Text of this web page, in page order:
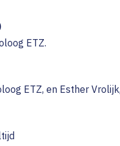
ETZ.
ETZ, en Esther